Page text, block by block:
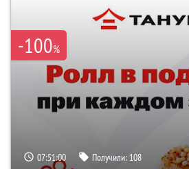
-100%
07:50:59 Получили: 108